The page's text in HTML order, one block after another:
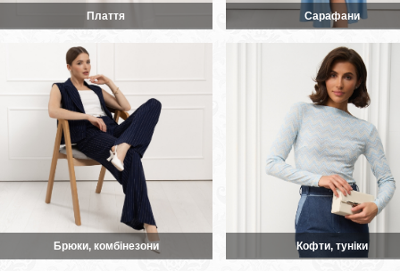
Плаття Сарафани
Брюки, комбінезони Кофти, туніки